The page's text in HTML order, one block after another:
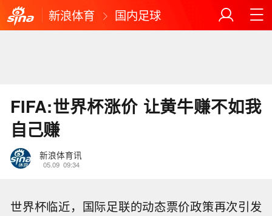
新浪体育 国内足球
FIFA:世界杯涨价 让黄牛赚不如我
自己赚
新浪体育讯
05.09 09:34
世界杯临近，国际足联的动态票价政策再次引发